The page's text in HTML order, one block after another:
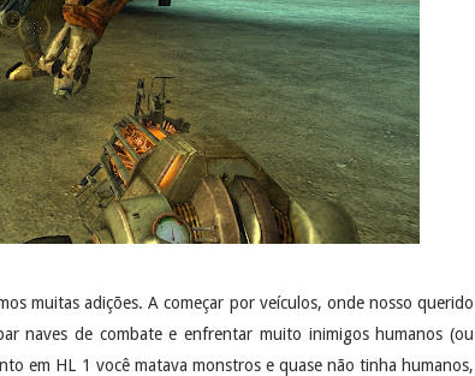
muitas adições. A começar por veículos, onde nosso querido
naves de combate e enfrentar muito inimigos humanos (ou
em HL 1 você matava monstros e quase não tinha humanos,